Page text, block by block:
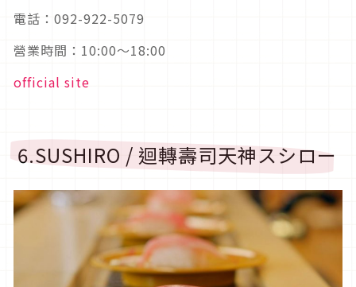
電話：092-922-5079
營業時間：10:00～18:00
official site
6.SUSHIRO / 迴轉壽司天神スシロー